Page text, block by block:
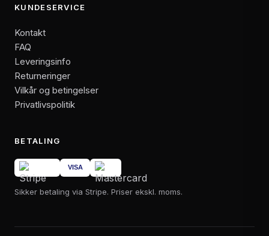
KUNDESERVICE
Kontakt
FAQ
Leveringsinfo
Returneringer
Vilkår og betingelser
Privatlivspolitik
BETALING
Sikker betaling via Stripe. Priser ekskl. moms.